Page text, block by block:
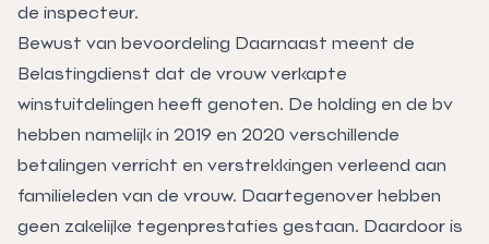
de inspecteur.
Bewust van bevoordeling Daarnaast meent de
Belastingdienst dat de vrouw verkapte
winstuitdelingen heeft genoten. De holding en de bv
hebben namelijk in 2019 en 2020 verschillende
betalingen verricht en verstrekkingen verleend aan
familieleden van de vrouw. Daartegenover hebben
geen zakelijke tegenprestaties gestaan. Daardoor is